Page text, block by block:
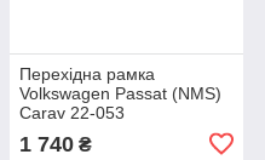
Перехідна рамка
Volkswagen Passat (NMS)
Carav 22-053
1 740 ₴